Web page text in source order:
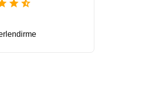
değil, bu kilometrelere
misafirperver atmosferini
yudumlamak bu gezinin